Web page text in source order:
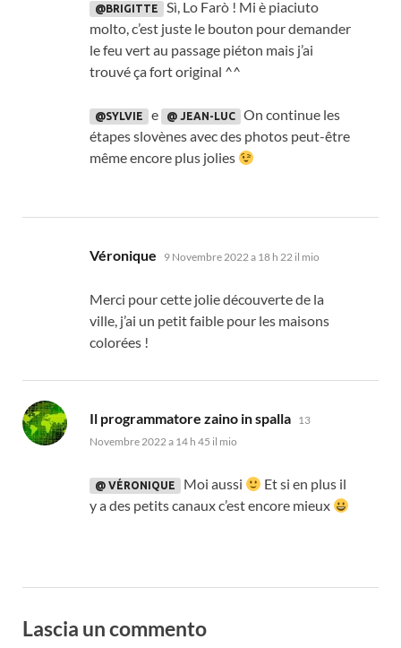
@BRIGITTE
Sì, Lo Farò ! Mi è piaciuto
molto,c’est juste le bouton pour demander
le feu vert au passage piéton mais j’ai
trouvé ça fort original ^^
@SYLVIE e @ JEAN-LUC
On continue les
étapes slovènes avec des photos peut-être
même encore plus jolies
Véronique dice:
9 Novembre 2022 a 18 h 22 il mio
Merci pour cette jolie découverte de la
ville, j’ai un petit faible pour les maisons
colorées !
Il programmatore zaino in spalla dice:
13
Novembre 2022 a 14 h 45 il mio
@ VÉRONIQUE Moi aussi
Et si en plus il
y a des petits canaux c’est encore mieux
Lascia un commento